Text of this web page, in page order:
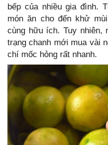
bếp của nhiều gia đình.
món ăn cho đến khử
cùng hữu ích. Tuy nhiên,
trạng chanh mới mua vài
chí mốc hỏng rất nhanh.